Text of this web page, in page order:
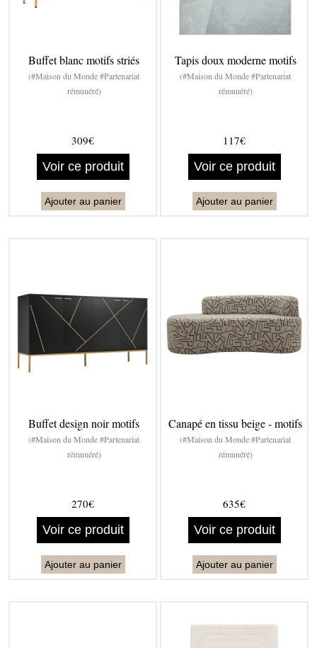
Buffet blanc motifs striés
(#Maison du Monde #Partenariat
rémunéré)
309€
Voir ce produit
Ajouter au panier
Tapis doux moderne motifs
(#Maison du Monde #Partenariat
rémunéré)
117€
Voir ce produit
Ajouter au panier
Buffet design noir motifs
(#Maison du Monde #Partenariat
rémunéré)
270€
Voir ce produit
Ajouter au panier
Canapé en tissu beige - motifs
(#Maison du Monde #Partenariat
rémunéré)
635€
Voir ce produit
Ajouter au panier